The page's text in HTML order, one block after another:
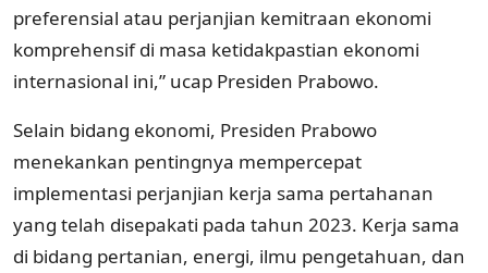
preferensial atau perjanjian kemitraan ekonomi
komprehensif di masa ketidakpastian ekonomi
internasional ini,” ucap Presiden Prabowo.
Selain bidang ekonomi, Presiden Prabowo
menekankan pentingnya mempercepat
implementasi perjanjian kerja sama pertahanan
yang telah disepakati pada tahun 2023. Kerja sama
di bidang pertanian, energi, ilmu pengetahuan, dan